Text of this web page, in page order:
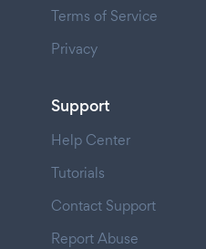
Terms of Service
Privacy
Support
Help Center
Tutorials
Contact Support
Report Abuse